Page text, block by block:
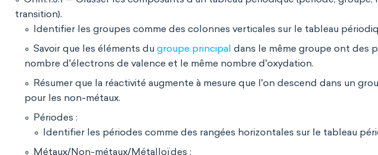
transition).
Identifier les groupes comme des colonnes verticales sur le tableau
Savoir que les éléments du groupe principal dans le même groupe ont des
nombre d'électrons de valence et le même nombre d'oxydation.
Résumer que la réactivité augmente à mesure que l'on descend dans un
pour les non-métaux.
Périodes :
Identifier les périodes comme des rangées horizontales sur le tableau
Métaux/Non-métaux/Métalloïdes :